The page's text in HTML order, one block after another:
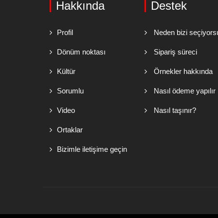
Hakkında
Profil
Dönüm noktası
Kültür
Sorumlu
Video
Ortaklar
Bizimle iletişime geçin
Destek
Neden bizi
Sipariş süreci
Örnekler hakkında
Nasıl ödeme yapılır
Nasıl taşınır?